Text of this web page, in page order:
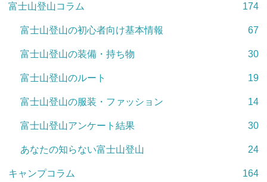
富士山登山コラム 174
富士山登山の初心者向け基本情報 67
富士山登山の装備・持ち物 30
富士山登山のルート 19
富士山登山の服装・ファッション 14
富士山登山アンケート結果 30
あなたの知らない富士山登山 24
キャンプコラム 164